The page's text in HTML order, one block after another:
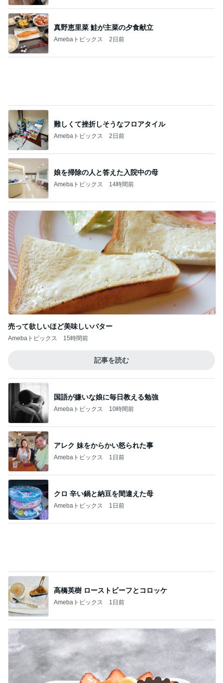
真野恵里菜 鮭が主菜の夕食献立
Amebaトピックス 2日前
娘を掃除の人と答えた入院中の母
Amebaトピックス 14時間前
売って欲しいほど美味しいバター
Amebaトピックス 15時間前
記事を読む
Amebaトピックス 10時間前
アレク 妹をからかい怒られた事
Amebaトピックス 1日前
クロ 辛い鍋と納豆を間違えた母
Amebaトピックス 1日前